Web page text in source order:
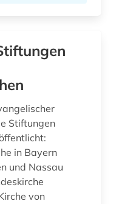
Stiftungen
in Bayern
und Nassau
von